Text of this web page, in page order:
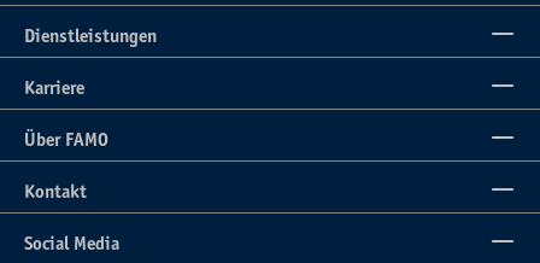
Dienstleistungen
Karriere
Über FAMO
Kontakt
Social Media